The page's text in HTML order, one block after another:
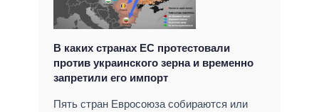
В каких странах ЕС протестовали
против украинского зерна и временно
запретили его импорт
Пять стран Евросоюза собираются или